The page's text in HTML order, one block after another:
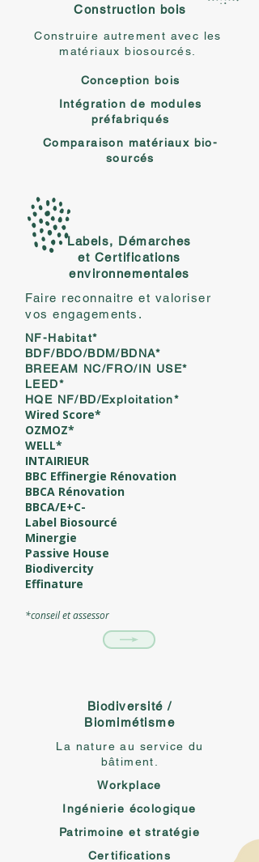
Construction bois
Construire autrement avec les
matériaux biosourcés.
Conception bois
Intégration de modules
préfabriqués
Comparaison matériaux bio-
sourcés
Labels, Démarches
et Certifications
environnementales
Faire reconnaitre et valoriser
vos engagements.
NF-Habitat*
BDF/BDO/BDM/BDNA*
BREEAM NC/FRO/IN USE*
LEED*
HQE NF/BD/Exploitation*
Wired Score*
OZMOZ*
WELL*
INTAIRIEUR
BBC Effinergie Rénovation
BBCA Rénovation
BBCA/E+C-
Label Biosourcé
Minergie
Passive House
Biodivercity
Effinature
*conseil et assessor
Biodiversité /
Biomimétisme
La nature au service du
bâtiment.
Workplace
Ingénierie écologique
Patrimoine et stratégie
Certifications